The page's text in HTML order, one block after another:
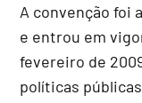
A convenção foi
e entrou em
fevereiro de
políticas